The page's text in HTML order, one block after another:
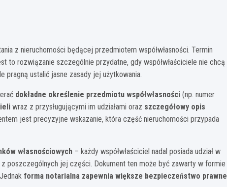
z nieruchomości będącej przedmiotem współwłasności. Termin
to rozwiązanie szczególnie przydatne, gdy współwłaściciele nie chcą
pragną ustalić jasne zasady jej użytkowania.
dokładne określenie przedmiotu współwłasności (np. numer
wraz z przysługującymi im udziałami oraz szczegółowy opis
jest precyzyjne wskazanie, która część nieruchomości przypada
własnościowych – każdy współwłaściciel nadal posiada udział w
poszczególnych jej części. Dokument ten może być zawarty w formie
forma notarialna zapewnia większe bezpieczeństwo prawne